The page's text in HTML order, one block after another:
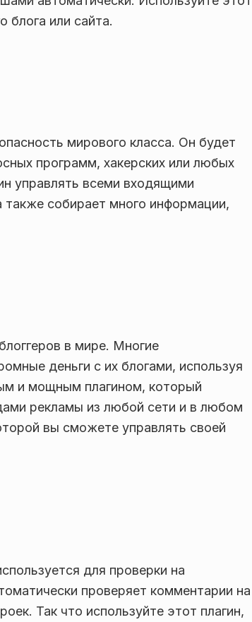
блога или сайта.
мирового класса. Он будет
программ, хакерских или любых
управлять всеми входящими
собирает много информации,
в мире. Многие
деньги с их блогами, используя
и мощным плагином, который
рекламы из любой сети и в любом
вы сможете управлять своей
для проверки на
проверяет комментарии на
Так что используйте этот плагин,